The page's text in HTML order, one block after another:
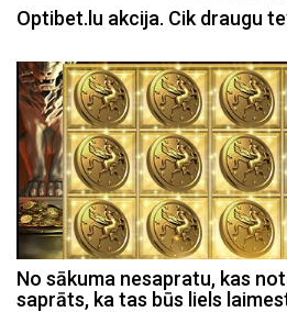
Optibet.lu akcija. Cik draugu
No sākuma nesapratu, kas
saprāts, ka tas būs liels